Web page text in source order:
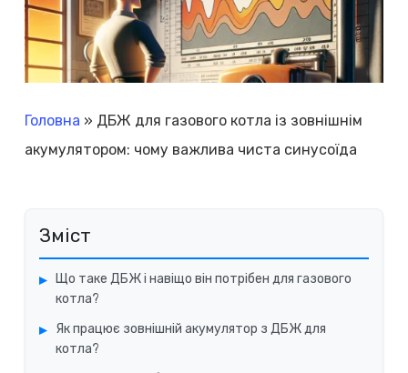
Головна » ДБЖ для газового котла із зовнішнім
акумулятором: чому важлива чиста синусоїда
Зміст
Що таке ДБЖ і навіщо він потрібен для газового
котла?
Як працює зовнішній акумулятор з ДБЖ для
котла?